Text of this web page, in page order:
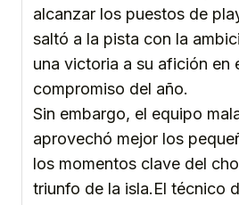
alcanzar los puestos de
saltó a la pista con la
una victoria a su afición en
compromiso del año.
Sin embargo, el equipo
aprovechó mejor los
los momentos clave del
triunfo de la isla.El técnico